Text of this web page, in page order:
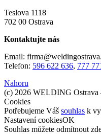
Teslova 1118
702 00 Ostrava
Kontaktujte nás
Email:
Telefon: 596 622 636, 777
Nahoru
(c) 2026 WELDING Ostrava
Cookies
Potřebujeme Váš souhlas k
Nastavení cookiesOK
Souhlas můžete odmítnout